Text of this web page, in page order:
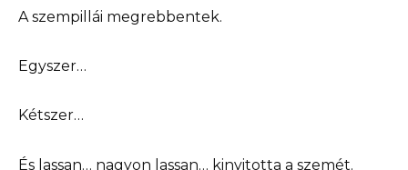
A szempillái megrebbentek.
Egyszer…
Kétszer…
És lassan… nagyon lassan… kinyitotta a szemét.